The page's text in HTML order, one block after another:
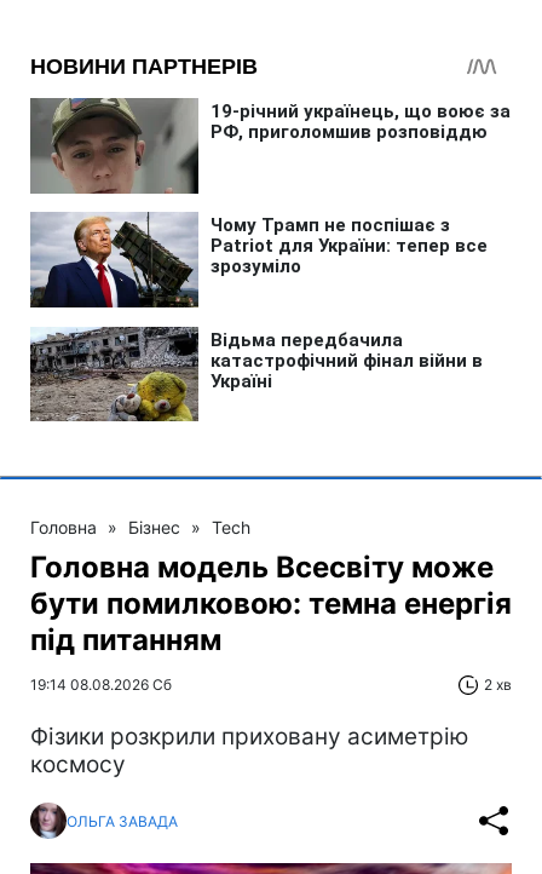
Головна » Бізнес » Tech
Головна модель Всесвіту може
бути помилковою: темна енергія
під питанням
19:14 08.08.2026 Сб 2 хв
Фізики розкрили приховану асиметрію
космосу
ОЛЬГА ЗАВАДА